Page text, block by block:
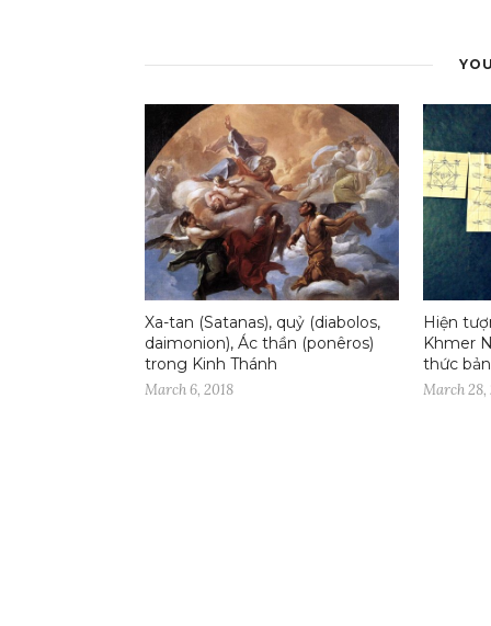
Xa-tan (Satanas), quỷ (diabolos,
daimonion), Ác thần (ponêros)
trong Kinh Thánh
March 6, 2018
Hiện
Khmer
thức
March 28,